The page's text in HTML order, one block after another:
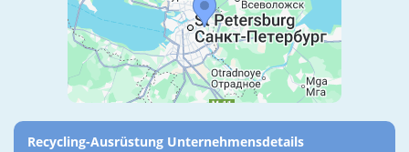
Recycling-Ausrüstung Unternehmensdetails